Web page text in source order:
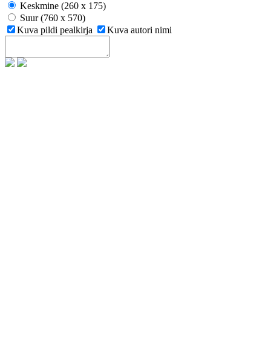
Keskmine (260 x 175)
Suur (760 x 570)
Kuva pildi pealkirja
Kuva autori nimi